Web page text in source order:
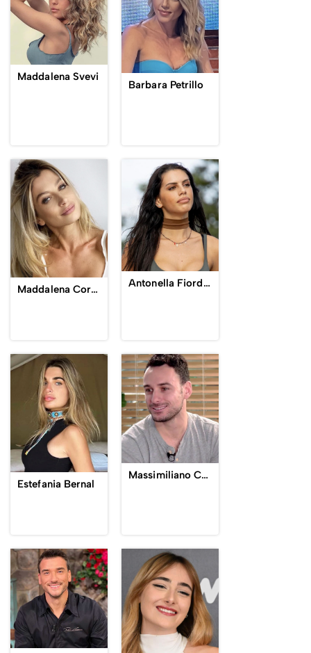
Maddalena Svevi
Barbara Petrillo
Maddalena Corvaglia
Antonella Fiordelisi
Estefania Bernal
Massimiliano Carrara